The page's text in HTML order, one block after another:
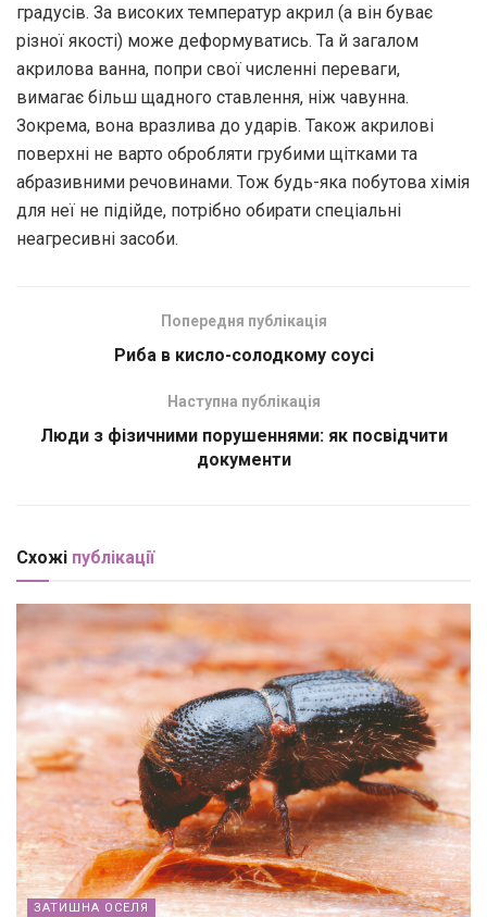
градусів. За високих температур акрил (а він буває
різної якості) може деформуватись. Та й загалом
акрилова ванна, попри свої численні переваги,
вимагає більш щадного ставлення, ніж чавунна.
Зокрема, вона вразлива до ударів. Також акрилові
поверхні не варто обробляти грубими щітками та
абразивними речовинами. Тож будь-яка побутова хімія
для неї не підійде, потрібно обирати спеціальні
неагресивні засоби.
Попередня публікація
Риба в кисло-солодкому соусі
Наступна публікація
Люди з фізичними порушеннями: як посвідчити
документи
Схожі публікації
ЗАТИШНА ОСЕЛЯ